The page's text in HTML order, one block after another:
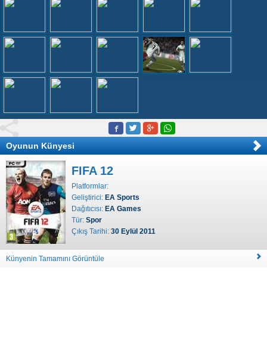
Oyunun Künyesi
FIFA 12
Platformlar:
Geliştirici: EA Sports
Dağıtıcısı: EA Games
Tür: Spor
Çıkış Tarihi: 30 Eylül 2011
Künyenin Tamamını Görüntüle